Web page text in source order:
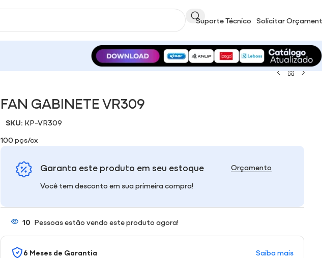
Suporte Técnico Solicitar
FAN GABINETE VR309
SKU: KP-VR309
100 pçs/cx
Garanta este produto em seu estoque
Você tem desconto em sua primeira compra!
Orçamento
10 Pessoas estão vendo este produto agora!
6 Meses de Garantia Saiba mais